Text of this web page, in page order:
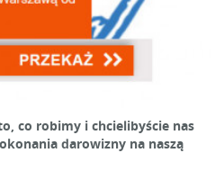
co robimy i chcielibyście nas
darowizny na naszą